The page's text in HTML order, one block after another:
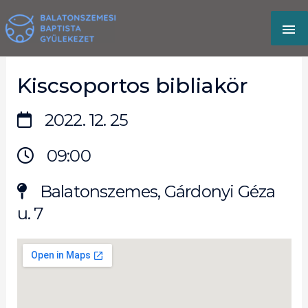
to
content
Kiscsoportos bibliakör
2022. 12. 25
09:00
Balatonszemes, Gárdonyi Géza
u. 7